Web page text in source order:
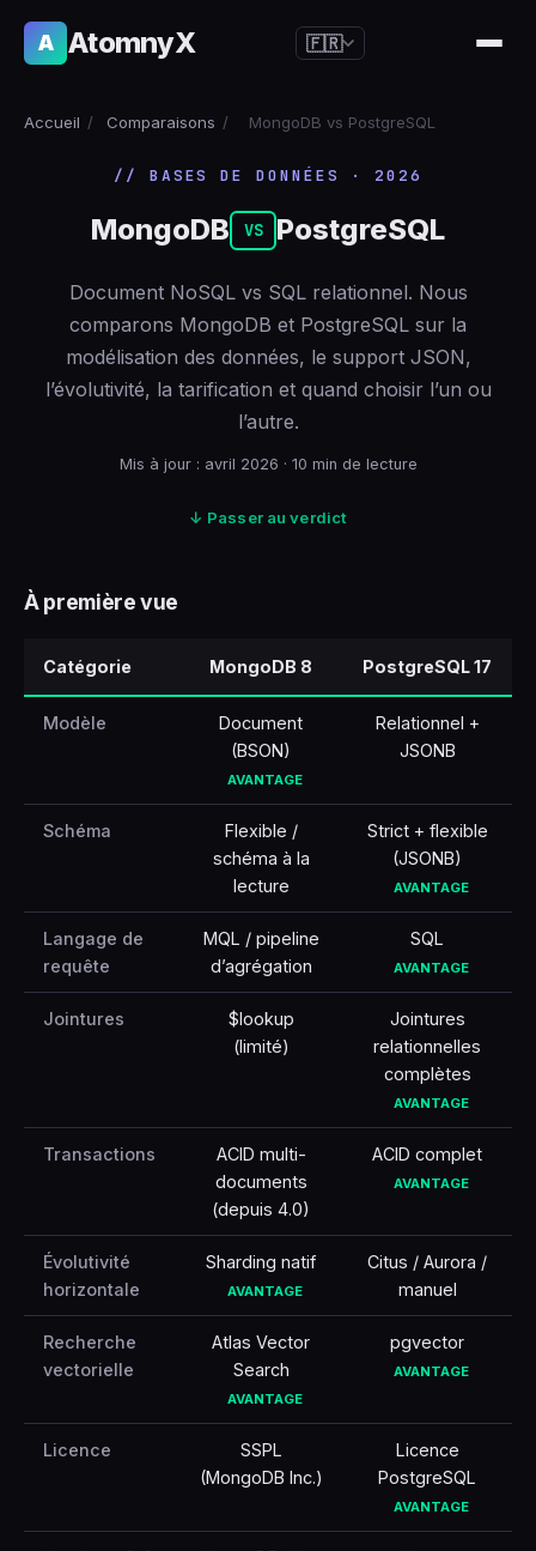
A AtomnyX 🇫🇷
🇪🇸Español
🇧🇷 Português
🇫🇷Français
🇯🇵
🇷🇺Русский
🇨🇳简体中文
Accueil / Comparaisons / MongoDB vs PostgreSQL
// BASES DE DONNÉES · 2026
MongoDB VS PostgreSQL
Document NoSQL vs SQL relationnel. Nous
comparons MongoDB et PostgreSQL sur la
modélisation des données, le support JSON,
l’évolutivité, la tarification et quand choisir l’un ou
l’autre.
Mis à jour : avril 2026 · 10 min de lecture
↓ Passer au verdict
À première vue
Catégorie MongoDB 8 PostgreSQL 17
Modèle
Document
(BSON)
AVANTAGE
Relationnel +
JSONB
Schéma
Flexible /
schéma à la
lecture
Strict + flexible
(JSONB)
AVANTAGE
Langage de
requête
MQL / pipeline
d’agrégation
SQL
AVANTAGE
Jointures
$lookup
(limité)
Jointures
relationnelles
complètes
AVANTAGE
Transactions
ACID multi-
documents
(depuis 4.0)
ACID complet
AVANTAGE
Évolutivité
horizontale
Sharding natif
AVANTAGE
Citus / Aurora /
manuel
Recherche
vectorielle
Atlas Vector
Search
AVANTAGE
pgvector
AVANTAGE
Licence
SSPL
(MongoDB Inc.)
Licence
PostgreSQL
AVANTAGE